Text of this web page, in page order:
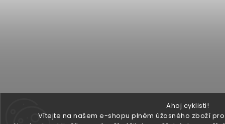
Ahoj cyklisti!
Vítejte na našem e-shopu plném úžasného zboží